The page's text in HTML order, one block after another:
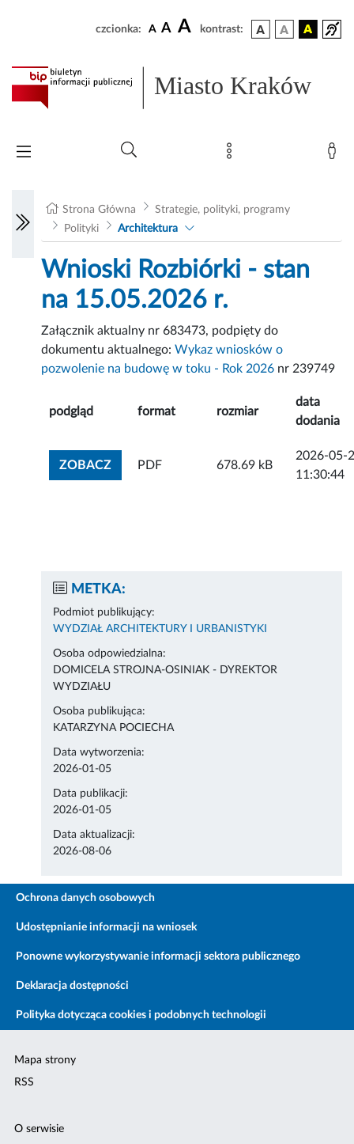
czcionka: A A A kontrast:
Miasto Kraków
Strona Główna
Strategie, polityki, programy
Polityki
Architektura
Wnioski Rozbiórki - stan
na 15.05.2026 r.
Załącznik aktualny nr 683473, podpięty do
dokumentu aktualnego:Wykaz wniosków o
pozwolenie na budowę w toku - Rok 2026 nr 239749
podgląd format rozmiar
data
dodania
ZOBACZZOBACZ ZAŁĄCZNIK
PDF 678.69 kB
2026-05-
11:30:44
METKA:
Podmiot publikujący:
WYDZIAŁ ARCHITEKTURY I URBANISTYKI
Osoba odpowiedzialna:
DOMICELA STROJNA-OSINIAK - DYREKTOR
WYDZIAŁU
Osoba publikująca:
KATARZYNA POCIECHA
Data wytworzenia:
2026-01-05
Data publikacji:
2026-01-05
Data aktualizacji:
2026-08-06
Ochrona danych osobowych
Udostępnianie informacji na wniosek
Ponowne wykorzystywanie informacji sektora publicznego
Deklaracja dostępności
Polityka dotycząca cookies i podobnych technologii
Mapa strony
RSS
O serwisie